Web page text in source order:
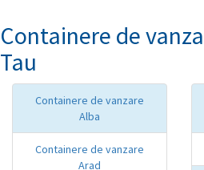
Containere de
Tau
Containere de vanzare
Alba
Containere de vanzare
Arad